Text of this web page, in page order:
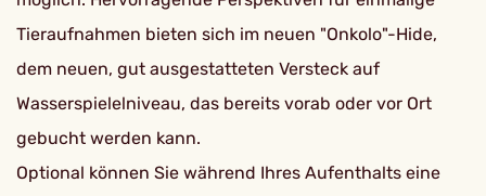
Tieraufnahmen bieten sich im neuen "Onkolo"-Hide,
dem neuen, gut ausgestatteten Versteck auf
Wasserspielelniveau, das bereits vorab oder vor Ort
gebucht werden kann.
Optional können Sie während Ihres Aufenthalts eine